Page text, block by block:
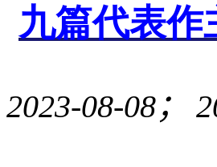
九篇代表作
2023-08-08；